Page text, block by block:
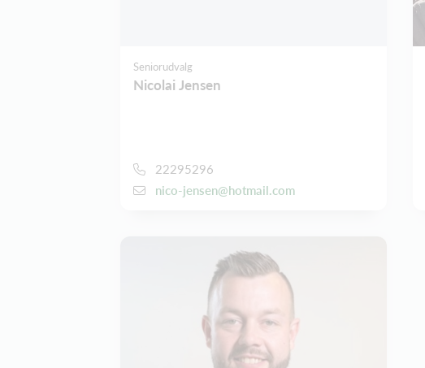
Seniorudvalg
Nicolai Jensen
22295296
nico-jensen@hotmail.com